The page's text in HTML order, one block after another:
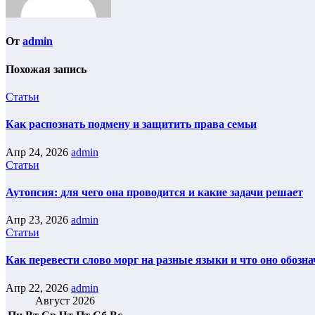
От admin
Похожая запись
Статьи
Как распознать подмену и защитить права семьи
Апр 24, 2026 admin
Статьи
Аутопсия: для чего она проводится и какие задачи решает
Апр 23, 2026 admin
Статьи
Как перевести слово морг на разные языки и что оно
Апр 22, 2026 admin
Август 2026